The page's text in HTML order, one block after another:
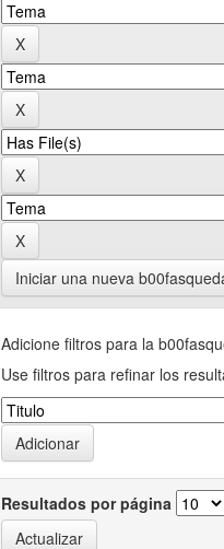
Iniciar una nueva
Adicione filtros para la
Use filtros para refinar los
Resultados por página